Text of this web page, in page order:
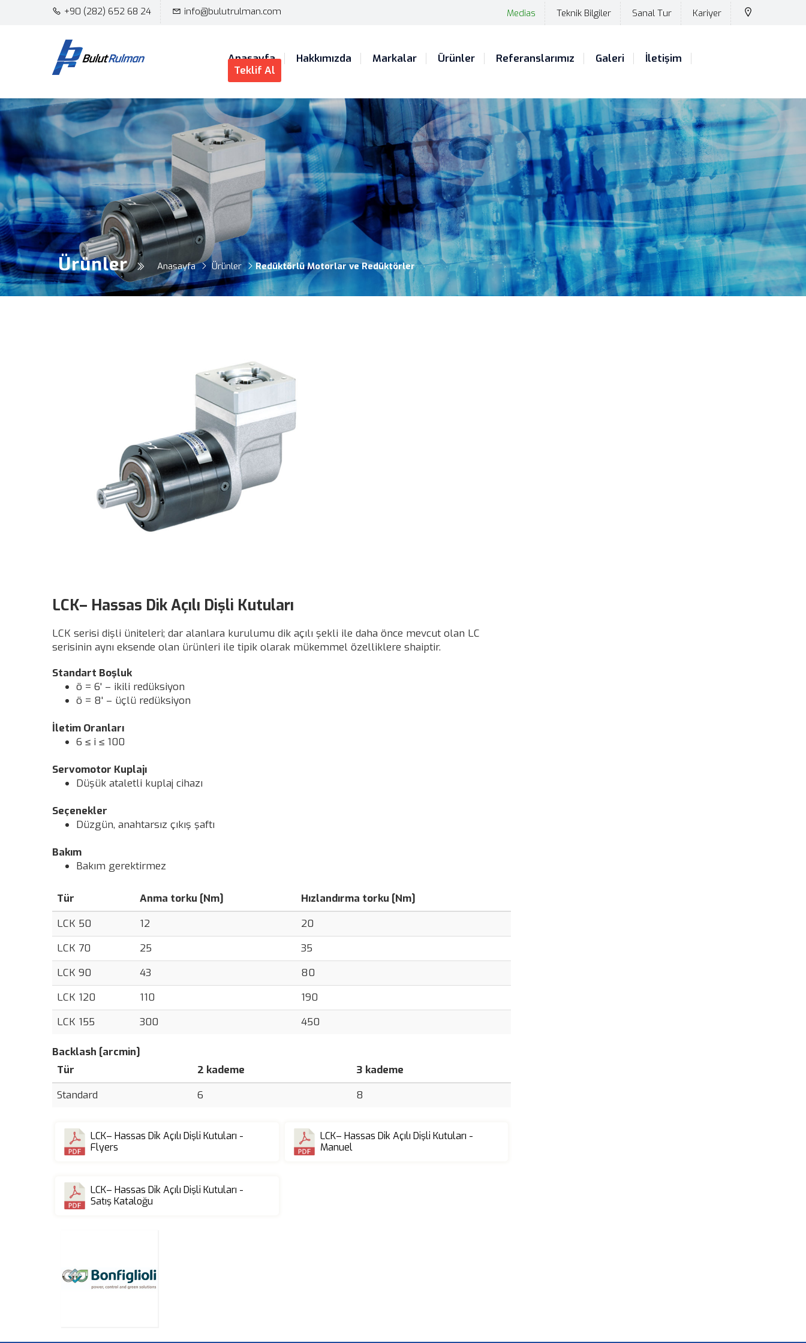
+90 (282) 652 68 24 info@bulutrulman.com Medias Teknik Bilgiler Sanal Tur Kariyer
Anasayfa Hakkımızda Markalar Ürünler Referanslarımız Galeri
İletişim
Teklif Al
Ürünler Anasayfa Ürünler Redüktörlü Motorlar ve Redüktörler
LCK– Hassas Dik Açılı Dişli Kutuları
LCK serisi dişli üniteleri; dar alanlara kurulumu dik açılı şekli ile daha önce mevcut olan LC
serisinin aynı eksende olan ürünleri ile tipik olarak mükemmel özelliklere shaiptir.
Standart Boşluk
ö = 6' – ikili redüksiyon
ö = 8' – üçlü redüksiyon
İletim Oranları
6 ≤ i ≤ 100
Servomotor Kuplajı
Düşük ataletli kuplaj cihazı
Seçenekler
Düzgün, anahtarsız çıkış şaftı
Bakım
Bakım gerektirmez
Tür Anma torku [Nm]
Hızlandırma torku [Nm]
LCK 50
12
20
LCK 70
25
35
LCK 90
43
80
LCK 120
110
190
LCK 155
300 450
Backlash [arcmin]
Tür
2 kademe
3 kademe
Standard
6 8
LCK– Hassas Dik Açılı Dişli Kutuları -
Flyers
LCK– Hassas Dik Açılı Dişli Kutuları -
Manuel
LCK– Hassas Dik Açılı Dişli Kutuları -
Satış Kataloğu